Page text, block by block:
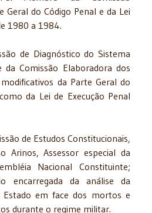
Geral do Código Penal e da Lei
1980 a 1984.
de Diagnóstico do Sistema
da Comissão Elaboradora dos
da Parte Geral do
da Lei de Execução Penal
de Estudos Constitucionais,
Arinos, Assessor especial da
Nacional Constituinte;
encarregada da análise da
Estado em face dos mortos e
durante o regime militar.